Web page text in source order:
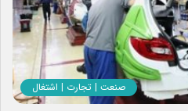
صنعت | تجارت | اشتغال